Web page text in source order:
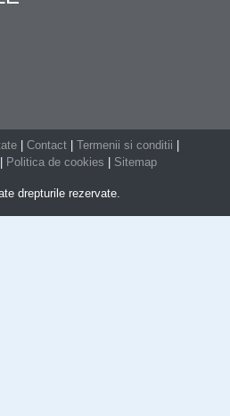
Contact Termenii si conditii
Politica de cookies Sitemap
drepturile rezervate.